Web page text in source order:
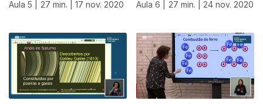
Aula 5 | 27 min. | 17 nov. 2020 Aula 6 | 27 min. | 24 nov. 2020